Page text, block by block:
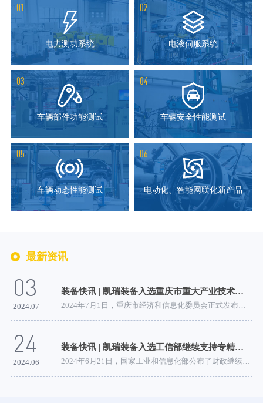
01
电力测功系统
02
电液伺服系统
03
车辆部件功能测试
04
车辆安全性能测试
05
车辆动态性能测试
06
电动化、智能网联化新产品
最新资讯
03
2024.07
装备快讯 | 凯瑞装备入选重庆市重大产业技术创新产品培育名单
24
2024.06
装备快讯 | 凯瑞装备入选工信部继续支持专精特新“小巨人”企业名单